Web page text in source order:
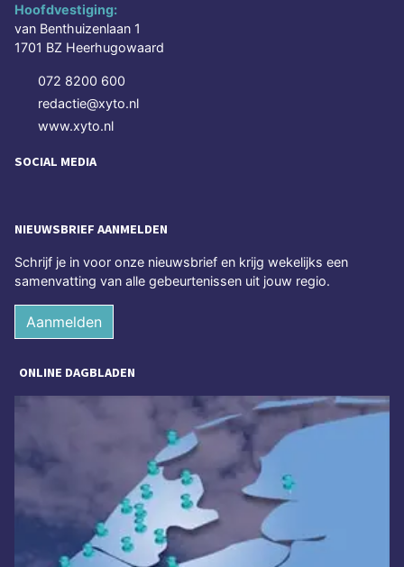
Hoofdvestiging:
van Benthuizenlaan 1
1701 BZ Heerhugowaard
072 8200 600
redactie@xyto.nl
www.xyto.nl
SOCIAL MEDIA
NIEUWSBRIEF AANMELDEN
Schrijf je in voor onze nieuwsbrief en krijg wekelijks een
samenvatting van alle gebeurtenissen uit jouw regio.
Aanmelden
ONLINE DAGBLADEN